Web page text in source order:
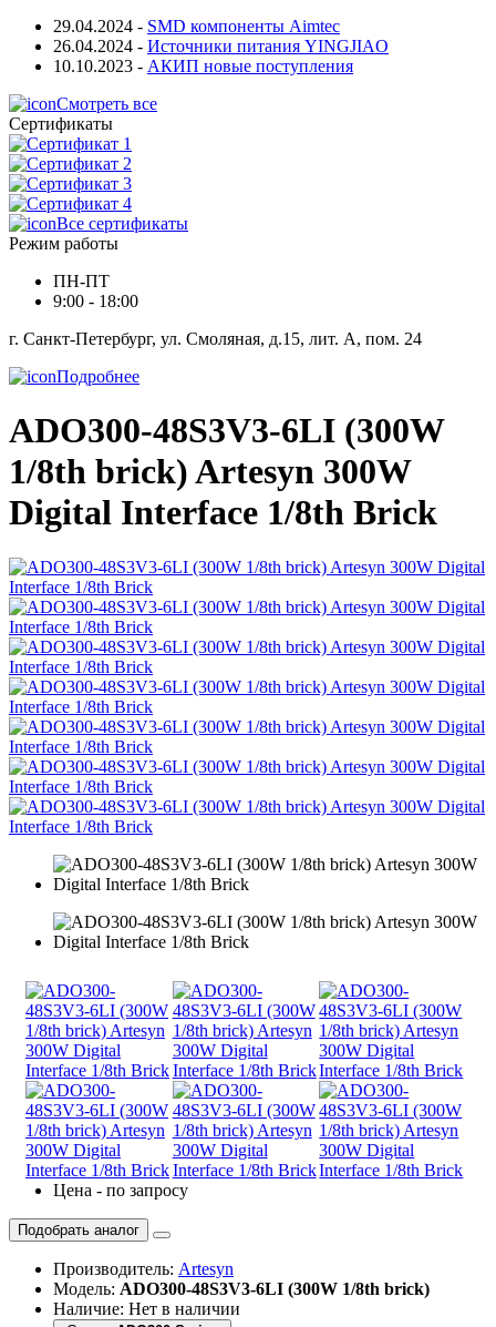
29.04.2024 - SMD компоненты Aimtec
26.04.2024 - Источники питания YINGJIAO
10.10.2023 - АКИП новые поступления
Смотреть все
Сертификаты
Все сертификаты
Режим работы
ПН-ПТ
9:00 - 18:00
г. Санкт-Петербург, ул. Смоляная, д.15, лит. А, пом. 24
Подробнее
ADO300-48S3V3-6LI (300W
1/8th brick) Artesyn 300W
Digital Interface 1/8th Brick
Цена - по запросу
Подобрать аналог
Производитель: Artesyn
Модель: ADO300-48S3V3-6LI (300W 1/8th brick)
Наличие: Нет в наличии